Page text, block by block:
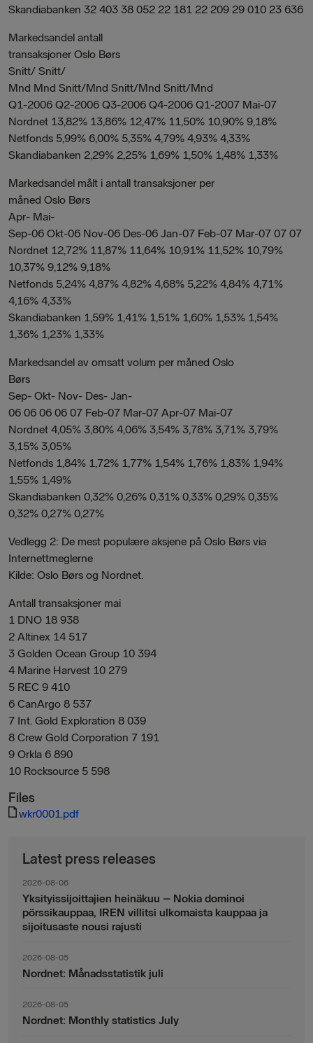
Skandiabanken 32 403 38 052 22 181 22 209 29 010 23 636
Markedsandel antall
transaksjoner Oslo Børs
Snitt/ Snitt/
Mnd Mnd Snitt/Mnd Snitt/Mnd Snitt/Mnd
Q1-2006 Q2-2006 Q3-2006 Q4-2006 Q1-2007 Mai-07
Nordnet 13,82% 13,86% 12,47% 11,50% 10,90% 9,18%
Netfonds 5,99% 6,00% 5,35% 4,79% 4,93% 4,33%
Skandiabanken 2,29% 2,25% 1,69% 1,50% 1,48% 1,33%
Markedsandel målt i antall transaksjoner per
måned Oslo Børs
Apr- Mai-
Sep-06 Okt-06 Nov-06 Des-06 Jan-07 Feb-07 Mar-07 07 07
Nordnet 12,72% 11,87% 11,64% 10,91% 11,52% 10,79%
10,37% 9,12% 9,18%
Netfonds 5,24% 4,87% 4,82% 4,68% 5,22% 4,84% 4,71%
4,16% 4,33%
Skandiabanken 1,59% 1,41% 1,51% 1,60% 1,53% 1,54%
1,36% 1,23% 1,33%
Markedsandel av omsatt volum per måned Oslo
Børs
Sep- Okt- Nov- Des- Jan-
06 06 06 06 07 Feb-07 Mar-07 Apr-07 Mai-07
Nordnet 4,05% 3,80% 4,06% 3,54% 3,78% 3,71% 3,79%
3,15% 3,05%
Netfonds 1,84% 1,72% 1,77% 1,54% 1,76% 1,83% 1,94%
1,55% 1,49%
Skandiabanken 0,32% 0,26% 0,31% 0,33% 0,29% 0,35%
0,32% 0,27% 0,27%
Vedlegg 2: De mest populære aksjene på Oslo Børs via
Internettmeglerne
Kilde: Oslo Børs og Nordnet.
Antall transaksjoner mai
1 DNO 18 938
2 Altinex 14 517
3 Golden Ocean Group 10 394
4 Marine Harvest 10 279
5 REC 9 410
6 CanArgo 8 537
7 Int. Gold Exploration 8 039
8 Crew Gold Corporation 7 191
9 Orkla 6 890
10 Rocksource 5 598
Files
wkr0001.pdf
Latest press releases
2026-08-06
Yksityissijoittajien heinäkuu – Nokia dominoi
pörssikauppaa, IREN villitsi ulkomaista kauppaa ja
sijoitusaste nousi rajusti
2026-08-05
Nordnet: Månadsstatistik juli
2026-08-05
Nordnet: Monthly statistics July